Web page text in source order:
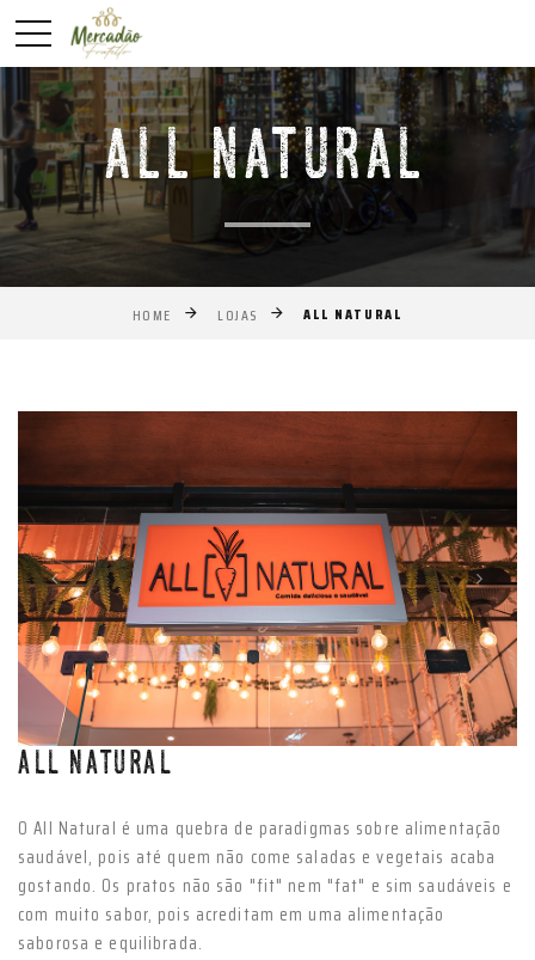
ALL NATURAL
HOME LOJAS ALL NATURAL
Anterior
ALL NATURAL
O All Natural é uma quebra de paradigmas sobre alimentação
saudável, pois até quem não come saladas e vegetais acaba
gostando. Os pratos não são "fit" nem "fat" e sim saudáveis e
com muito sabor, pois acreditam em uma alimentação
saborosa e equilibrada.